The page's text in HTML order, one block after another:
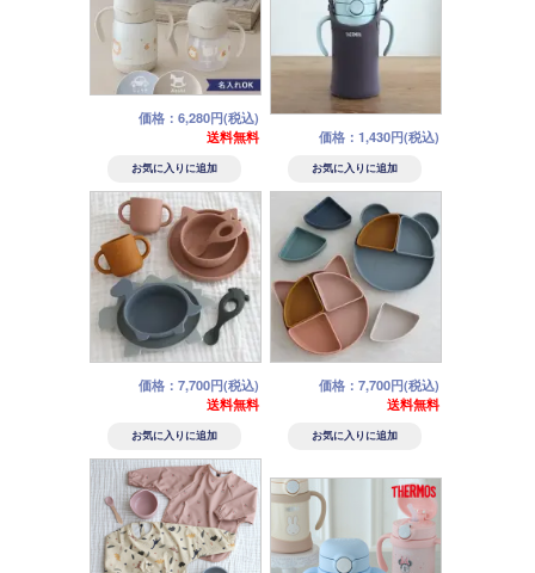
価格：6,280円(税込)
送料無料
価格：1,430円(税込)
価格：7,700円(税込)
送料無料
価格：7,700円(税込)
送料無料